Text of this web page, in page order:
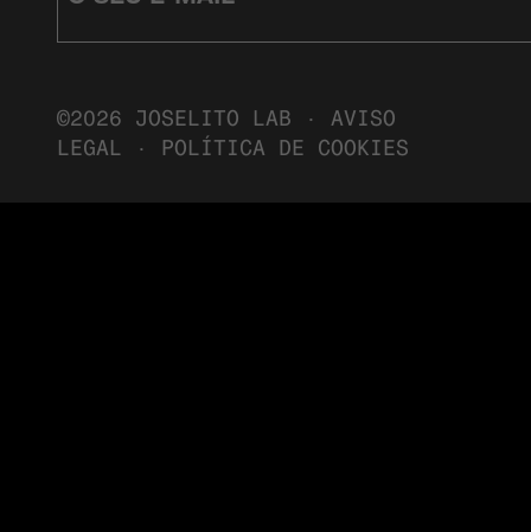
©2026 JOSELITO LAB · AVISO
LEGAL · POLÍTICA DE COOKIES